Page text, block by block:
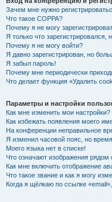
Зачем мне нужно
Что такое COPPA?
Почему я не могу
Я только что зарегистрировался,
Почему я не могу войти?
Я давно зарегистрирован, но
Я забыл пароль!
Почему мне периодически
Что делает функция «Удалить
Параметры и настройки
Как мне изменить мои настройки?
Как избежать появления моего
На конференции неправильное
Я изменил часовой пояс, но
Моего языка нет в списке!
Что означают изображения
Как мне включить отображение
Что такое звание и как я могу
Когда я щёлкаю по ссылке